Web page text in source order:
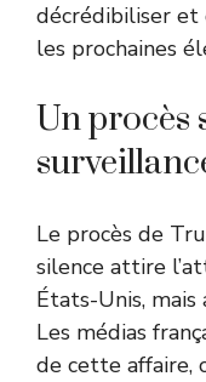
décrédibiliser et
les prochaines
Un procès
Le procès de
silence attire
États-Unis,
Les médias
de cette affaire,